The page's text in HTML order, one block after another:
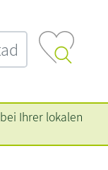
Ihrer lokalen